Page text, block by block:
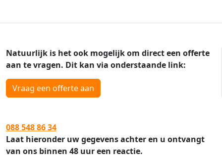
Natuurlijk is het ook mogelijk om direct een offerte
aan te vragen. Dit kan via onderstaande link:
Vraag een offerte aan
088 548 86 34
Laat hieronder uw gegevens achter en u ontvangt
van ons binnen 48 uur een reactie.